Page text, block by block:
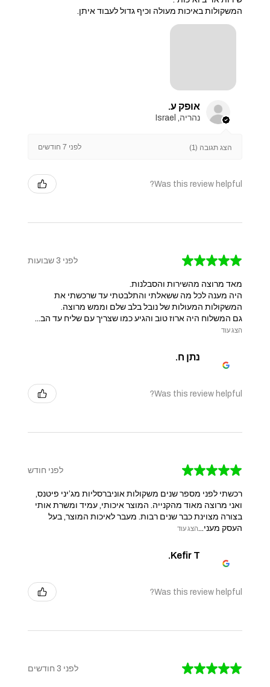
המשקולות באיכות מעולה וכיף גדול לעבוד איתן.
אופק ע.
נהריה, Israel
הצג תגובה (1) לפני 7 חודשים
Was this review helpful?
★
★
★
★
★ לפני 3 שבועות
מאד מרוצה מהשירות והסבלנות.
היה מענה לכל מה ששאלתי והתלבטתי עד שרכשתי את
המשקולות המעולות של נובל בלב שלם וממש מרוצה.
גם המשלוח היה ארוז טוב והגיע כמו שצריך עם שליח עד הב...
הצג עוד
נתן ח.
Was this review helpful?
★
★
★
★
★ לפני חודש
רכשתי לפני מספר שנים משקולות אוניברסליות מג’יני פיטנס,
ואני מרוצה מאוד מהקנייה. המוצר איכותי, עמיד ומשרת אותי
בצורה מצוינת כבר שנים רבות. מעבר לאיכות המוצר, בעל
העסק מעני...הצג עוד
Kefir T.
Was this review helpful?
★
★
★
★
★ לפני 3 חודשים